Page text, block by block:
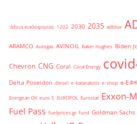
'άδεια κυκλοφορίας 1202 2030 2035 adblue
ARAMCO Autogas AVINOIL Baker Hughes Biden
Chevron CNG Coral Coral Energy
Delta Poseidon diesel e-katanalotis e-shop e-
Energean Oil euro 5 EUROPOL Eurostat Exxon-
Fuel Pass fuelprices.gr fund Goldman Sachs